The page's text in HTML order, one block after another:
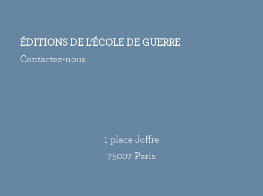
ÉDITIONS DE L’ÉCOLE DE GUERRE
Contactez-nous
1 place Joffre
75007 Paris